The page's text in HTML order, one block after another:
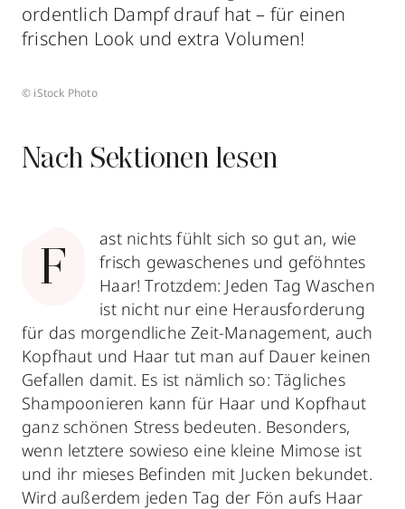
ordentlich Dampf drauf hat – für einen
frischen Look und extra Volumen!
© iStock Photo
Nach Sektionen lesen
F
ast nichts fühlt sich so gut an, wie
frisch gewaschenes und geföhntes
Haar! Trotzdem: Jeden Tag Waschen
ist nicht nur eine Herausforderung
für das morgendliche Zeit-Management, auch
Kopfhaut und Haar tut man auf Dauer keinen
Gefallen damit. Es ist nämlich so: Tägliches
Shampoonieren kann für Haar und Kopfhaut
ganz schönen Stress bedeuten. Besonders,
wenn letztere sowieso eine kleine Mimose ist
und ihr mieses Befinden mit Jucken bekundet.
Wird außerdem jeden Tag der Fön aufs Haar